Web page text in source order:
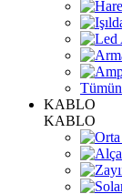
KABLO
KABLO